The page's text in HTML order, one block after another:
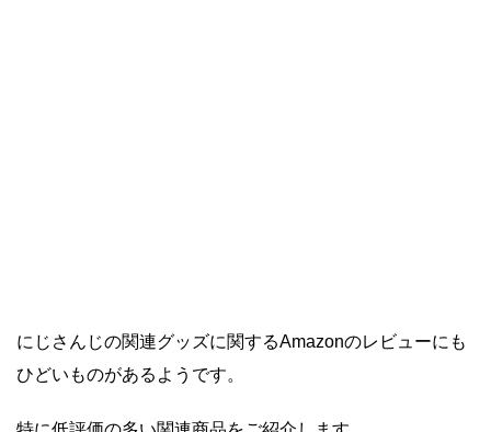
にじさんじの関連グッズに関するAmazonのレビューにも
ひどいものがあるようです。